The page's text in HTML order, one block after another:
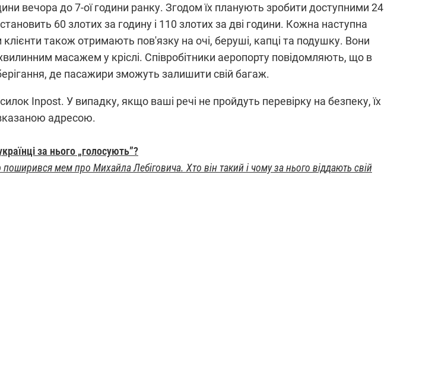
вечора до 7-ої години ранку. Згодом їх планують зробити доступними 24
60 злотих за годину і 110 злотих за дві години. Кожна наступна
також отримають пов'язку на очі, беруші, капці та подушку. Вони
масажем у кріслі. Співробітники аеропорту повідомляють, що в
де пасажири зможуть залишити свій багаж.
Inpost. У випадку, якщо ваші речі не пройдуть перевірку на безпеку, їх
адресою.
за нього „голосують”?
мем про Михайла Лебіговича. Хто він такий і чому за нього віддають свій